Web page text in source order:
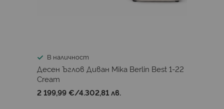
В наличност
Десен Ъглов Диван Mika Berlin Best 1-22
Cream
2 199,99 €/4.302,81 лв.